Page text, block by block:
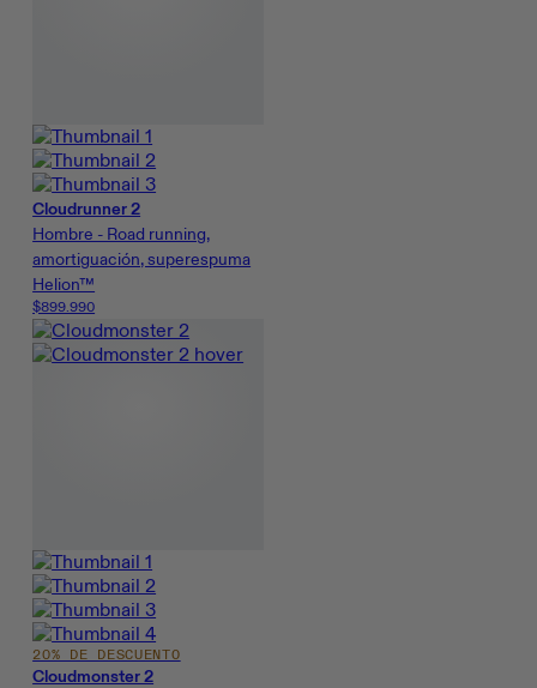
Cloudrunner 2
Hombre - Road running,
amortiguación, superespuma
Helion™
$899.990
20% DE DESCUENTO
Cloudmonster 2